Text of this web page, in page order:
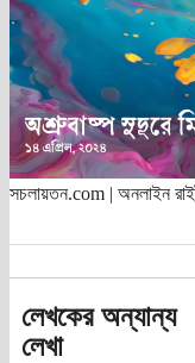
সচলায়তন.com | অনলাইন
লেখকের অন্যান্য
লেখা